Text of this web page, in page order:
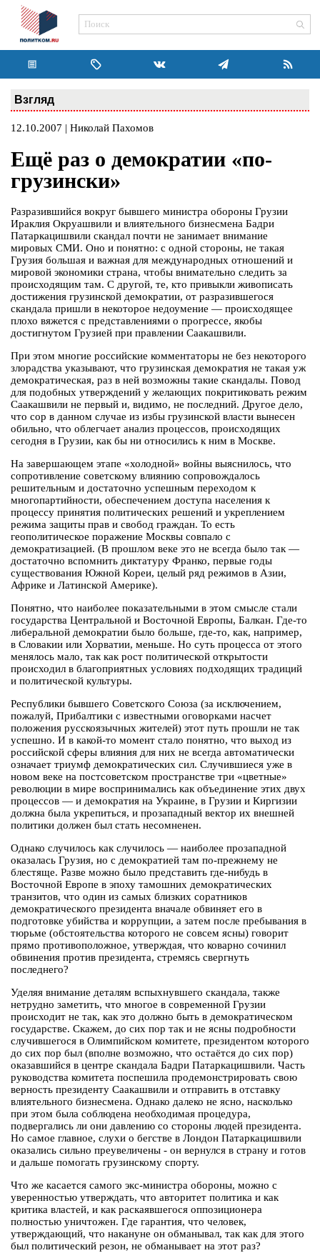
Взгляд
12.10.2007 | Николай Пахомов
Ещё раз о демократии «по-
грузински»
Разразившийся вокруг бывшего министра обороны Грузии
Ираклия Окруашвили и влиятельного бизнесмена Бадри
Патаркацишвили скандал почти не занимает внимание
мировых СМИ. Оно и понятно: с одной стороны, не такая
Грузия большая и важная для международных отношений и
мировой экономики страна, чтобы внимательно следить за
происходящим там. С другой, те, кто привыкли живописать
достижения грузинской демократии, от разразившегося
скандала пришли в некоторое недоумение — происходящее
плохо вяжется с представлениями о прогрессе, якобы
достигнутом Грузией при правлении Саакашвили.
При этом многие российские комментаторы не без некоторого
злорадства указывают, что грузинская демократия не такая уж
демократическая, раз в ней возможны такие скандалы. Повод
для подобных утверждений у желающих покритиковать режим
Саакашвили не первый и, видимо, не последний. Другое дело,
что сор в данном случае из избы грузинской власти вынесен
обильно, что облегчает анализ процессов, происходящих
сегодня в Грузии, как бы ни относились к ним в Москве.
На завершающем этапе «холодной» войны выяснилось, что
сопротивление советскому влиянию сопровождалось
решительным и достаточно успешным переходом к
многопартийности, обеспечением доступа населения к
процессу принятия политических решений и укреплением
режима защиты прав и свобод граждан. То есть
геополитическое поражение Москвы совпало с
демократизацией. (В прошлом веке это не всегда было так —
достаточно вспомнить диктатуру Франко, первые годы
существования Южной Кореи, целый ряд режимов в Азии,
Африке и Латинской Америке).
Понятно, что наиболее показательными в этом смысле стали
государства Центральной и Восточной Европы, Балкан. Где-то
либеральной демократии было больше, где-то, как, например,
в Словакии или Хорватии, меньше. Но суть процесса от этого
менялось мало, так как рост политической открытости
происходил в благоприятных условиях подходящих традиций
и политической культуры.
Республики бывшего Советского Союза (за исключением,
пожалуй, Прибалтики с известными оговорками насчет
положения русскоязычных жителей) этот путь прошли не так
успешно. И в какой-то момент стало понятно, что выход из
российской сферы влияния для них не всегда автоматически
означает триумф демократических сил. Случившиеся уже в
новом веке на постсоветском пространстве три «цветные»
революции в мире воспринимались как объединение этих двух
процессов — и демократия на Украине, в Грузии и Киргизии
должна была укрепиться, и прозападный вектор их внешней
политики должен был стать несомненен.
Однако случилось как случилось — наиболее прозападной
оказалась Грузия, но с демократией там по-прежнему не
блестяще. Разве можно было представить где-нибудь в
Восточной Европе в эпоху тамошних демократических
транзитов, что один из самых близких соратников
демократического президента вначале обвиняет его в
подготовке убийства и коррупции, а затем после пребывания в
тюрьме (обстоятельства которого не совсем ясны) говорит
прямо противоположное, утверждая, что коварно сочинил
обвинения против президента, стремясь свергнуть
последнего?
Уделяя внимание деталям вспыхнувшего скандала, также
нетрудно заметить, что многое в современной Грузии
происходит не так, как это должно быть в демократическом
государстве. Скажем, до сих пор так и не ясны подробности
случившегося в Олимпийском комитете, президентом которого
до сих пор был (вполне возможно, что остаётся до сих пор)
оказавшийся в центре скандала Бадри Патаркацишвили. Часть
руководства комитета поспешила продемонстрировать свою
верность президенту Саакашвили и отправить в отставку
влиятельного бизнесмена. Однако далеко не ясно, насколько
при этом была соблюдена необходимая процедура,
подвергались ли они давлению со стороны людей президента.
Но самое главное, слухи о бегстве в Лондон Патаркацишвили
оказались сильно преувеличены - он вернулся в страну и готов
и дальше помогать грузинскому спорту.
Что же касается самого экс-министра обороны, можно с
уверенностью утверждать, что авторитет политика и как
критика властей, и как раскаявшегося оппозиционера
полностью уничтожен. Где гарантия, что человек,
утверждающий, что накануне он обманывал, так как для этого
был политический резон, не обманывает на этот раз?